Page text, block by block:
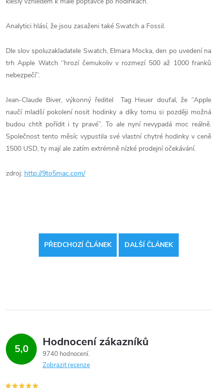
Analytici hlásí, že jsou zasaženi také Swatch a Fossil.
Dle slov spoluzakladatele Swatch, Elmara Mocka, den po uvedení na
trh Apple Watch ‘’hrozí čemukoliv v rozmezí 500 až 1000 franků
nebezpečí’’.
Jean-Claude Biver, výkonný ředitel Tag Heuer doufal, že ‘’Apple
naučí mladší pokolení nosit hodinky a díky tomu si později možná
budou chtít pořídit i ty pravé’’. To ale nyní nevypadá moc reálně.
Společnost tento měsíc vypustila své vlastní chytré hodinky v ceně
1500 USD, ty mají ale zatím extrémně nízké prodejní očekávání.
zdroj: http://9to5mac.com/
PŘEDCHOZÍ ČLÁNEK DALŠÍ ČLÁNEK
5,0 Hodnocení zákazníků
9740 hodnocení
Zobrazit recenze